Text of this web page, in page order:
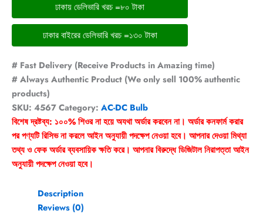
ঢাকায় ডেলিভারি খরচ =৮০ টাকা
ঢাকার বাইরের ডেলিভারি খরচ =১৩০ টাকা
# Fast Delivery (Receive Products in Amazing time)
# Always Authentic Product (We only sell 100% authentic
products)
SKU: 4567Category: AC-DC Bulb
বিশেষ দ্রষ্টব্য: ১০০% শিওর না হয়ে অযথা অর্ডার করবেন না। অর্ডার কনফার্ম করার
পর পণ্যটি রিসিভ না করলে আইন অনুযায়ী পদক্ষেপ নেওয়া হবে। আপনার দেওয়া মিথ্যা
তথ্য ও ফেক অর্ডার ব্যবসায়িক ক্ষতি করে। আপনার বিরুদ্ধে ডিজিটাল নিরাপত্তা আইন
অনুযায়ী পদক্ষেপ নেওয়া হবে।
Description
Reviews (0)